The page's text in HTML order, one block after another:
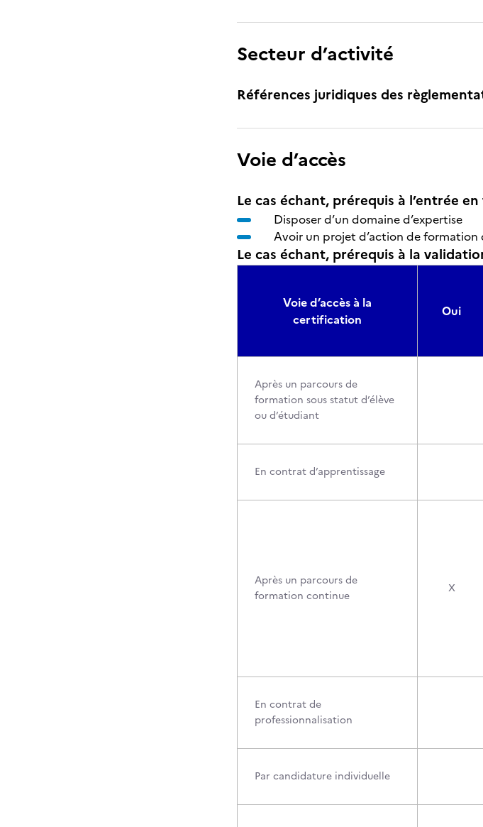
Secteur d’activité
Références juridiques des
Voie d’accès
Le cas échant, prérequis à l’entrée
Disposer d’un domaine d’expertise
Avoir un projet d’action de formation
Le cas échant, prérequis à la
Voie d’accès à la
certification
Oui
Après un parcours de
formation sous statut d’élève
ou d’étudiant
En contrat d’apprentissage
Après un parcours de
formation continue
X
En contrat de
professionnalisation
Par candidature individuelle